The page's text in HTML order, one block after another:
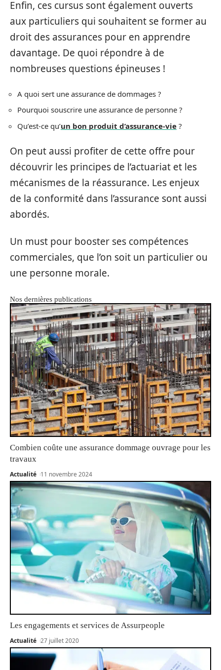
Enfin, ces cursus sont également ouverts
aux particuliers qui souhaitent se former au
droit des assurances pour en apprendre
davantage. De quoi répondre à de
nombreuses questions épineuses !
A quoi sert une assurance de dommages ?
Pourquoi souscrire une assurance de personne ?
Qu’est-ce qu’un bon produit d’assurance-vie ?
On peut aussi profiter de cette offre pour
découvrir les principes de l’actuariat et les
mécanismes de la réassurance. Les enjeux
de la conformité dans l’assurance sont aussi
abordés.
Un must pour booster ses compétences
commerciales, que l’on soit un particulier ou
une personne morale.
Nos dernières publications
Combien coûte une assurance dommage ouvrage pour les
travaux
Actualité 11 novembre 2024
Les engagements et services de Assurpeople
Actualité 27 juillet 2020